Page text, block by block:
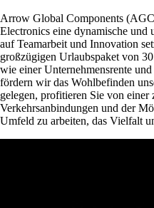
Arrow Global Components
Electronics eine dynamische und
auf Teamarbeit und Innovation
großzügigen Urlaubspaket von
wie einer Unternehmensrente
fördern wir das Wohlbefinden
gelegen, profitieren Sie von einer
Verkehrsanbindungen und der
Umfeld zu arbeiten, das Vielfalt